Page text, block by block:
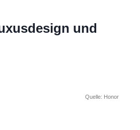
und
Quelle: Honor